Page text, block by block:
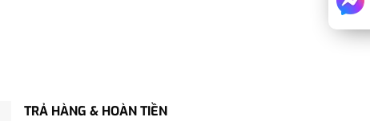
TRẢ HÀNG & HOÀN TIỀN